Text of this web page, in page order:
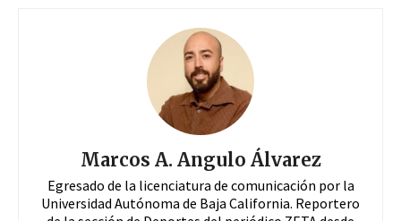
Marcos A. Angulo Álvarez
Egresado de la licenciatura de comunicación por la
Universidad Autónoma de Baja California. Reportero